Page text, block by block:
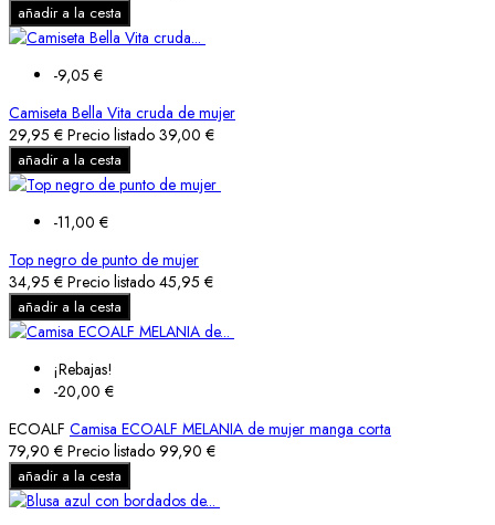
añadir a la cesta
-9,05 €
Camiseta Bella Vita cruda de mujer
29,95 € Precio listado 39,00 €
añadir a la cesta
-11,00 €
Top negro de punto de mujer
34,95 € Precio listado 45,95 €
añadir a la cesta
¡Rebajas!
-20,00 €
ECOALF Camisa ECOALF MELANIA de mujer manga corta
79,90 € Precio listado 99,90 €
añadir a la cesta